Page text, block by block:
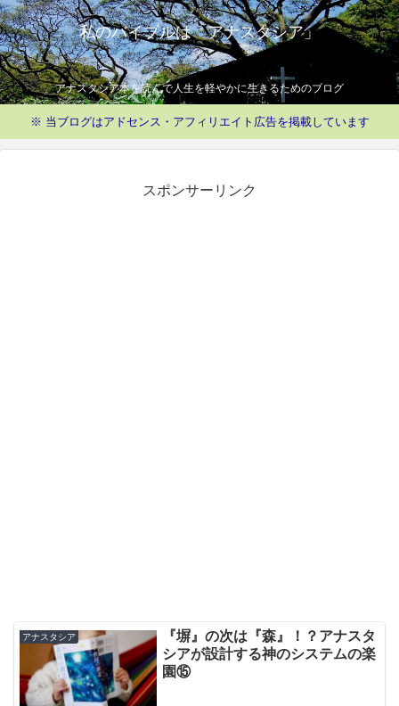
私のバイブルは「アナスタシア」
アナスタシア本を読んで人生を軽やかに生きるためのブログ
※ 当ブログはアドセンス・アフィリエイト広告を掲載しています
スポンサーリンク
アナスタシア
『塀』の次は『森』！？アナスタ
シアが設計する神のシステムの楽
園⑮